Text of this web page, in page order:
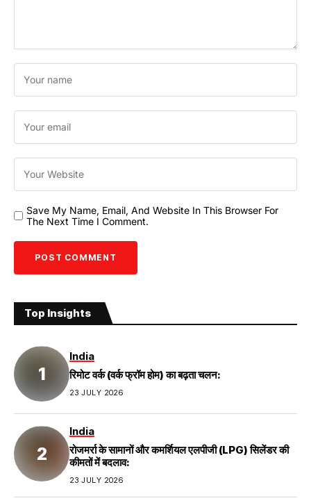
Save My Name, Email, And Website In This Browser For
The Next Time I Comment.
Top Insights
India
रिमोट वर्क (वर्क फ्रॉम होम) का बढ़ता चलन:
23 JULY 2026
India
रोजमर्रा के सामानों और कमर्शियल एलपीजी (LPG) सिलेंडर की
कीमतों में बदलाव:
23 JULY 2026